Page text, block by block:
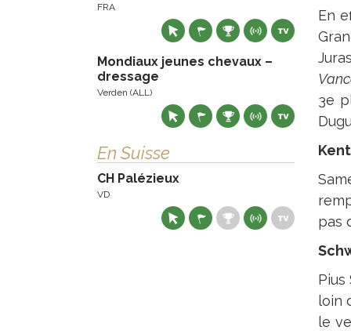
En
3e
pas
Pius
loin
le
FRA
Mondiaux jeunes chevaux –
dressage
Verden (ALL)
En Suisse
CH Palézieux
VD